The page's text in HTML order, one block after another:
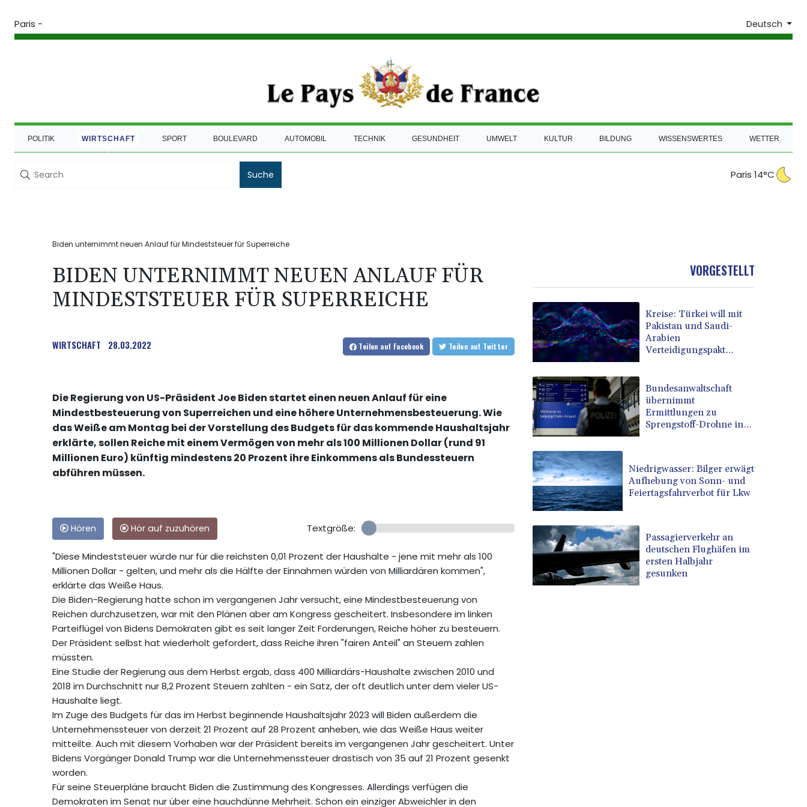
Paris - Deutsch
POLITIK WIRTSCHAFT SPORT BOULEVARD AUTOMOBIL TECHNIK GESUNDHEIT UMWELT KULTUR BILDUNG WISSENSWERTES WETTER
Suche Paris 14°C
Biden unternimmt neuen Anlauf für Mindeststeuer für Superreiche
BIDEN UNTERNIMMT NEUEN ANLAUF FÜR
MINDESTSTEUER FÜR SUPERREICHE
WIRTSCHAFT 28.03.2022 Teilen auf Facebook Teilen auf Twitter
Die Regierung von US-Präsident Joe Biden startet einen neuen Anlauf für eine
Mindestbesteuerung von Superreichen und eine höhere Unternehmensbesteuerung. Wie
das Weiße am Montag bei der Vorstellung des Budgets für das kommende Haushaltsjahr
erklärte, sollen Reiche mit einem Vermögen von mehr als 100 Millionen Dollar (rund 91
Millionen Euro) künftig mindestens 20 Prozent ihre Einkommens als Bundessteuern
abführen müssen.
Hören Hör auf zuzuhören Textgröße:
"Diese Mindeststeuer würde nur für die reichsten 0,01 Prozent der Haushalte - jene mit mehr als 100
Millionen Dollar - gelten, und mehr als die Hälfte der Einnahmen würden von Milliardären kommen",
erklärte das Weiße Haus.
Die Biden-Regierung hatte schon im vergangenen Jahr versucht, eine Mindestbesteuerung von
Reichen durchzusetzen, war mit den Plänen aber am Kongress gescheitert. Insbesondere im linken
Parteiflügel von Bidens Demokraten gibt es seit langer Zeit Forderungen, Reiche höher zu besteuern.
Der Präsident selbst hat wiederholt gefordert, dass Reiche ihren "fairen Anteil" an Steuern zahlen
müssten.
Eine Studie der Regierung aus dem Herbst ergab, dass 400 Milliardärs-Haushalte zwischen 2010 und
2018 im Durchschnitt nur 8,2 Prozent Steuern zahlten - ein Satz, der oft deutlich unter dem vieler US-
Haushalte liegt.
Im Zuge des Budgets für das im Herbst beginnende Haushaltsjahr 2023 will Biden außerdem die
Unternehmenssteuer von derzeit 21 Prozent auf 28 Prozent anheben, wie das Weiße Haus weiter
mitteilte. Auch mit diesem Vorhaben war der Präsident bereits im vergangenen Jahr gescheitert. Unter
Bidens Vorgänger Donald Trump war die Unternehmenssteuer drastisch von 35 auf 21 Prozent gesenkt
worden.
Für seine Steuerpläne braucht Biden die Zustimmung des Kongresses. Allerdings verfügen die
Demokraten im Senat nur über eine hauchdünne Mehrheit. Schon ein einziger Abweichler in den
VORGESTELLT
Kreise: Türkei will mit
Pakistan und Saudi-
Arabien
Verteidigungspakt
Bundesanwaltschaft
übernimmt
Ermittlungen zu
Sprengstoff-Drohne in
Niedrigwasser: Bilger erwägt
Aufhebung von Sonn- und
Feiertagsfahrverbot für Lkw
Passagierverkehr an
deutschen Flughäfen im
ersten Halbjahr
gesunken